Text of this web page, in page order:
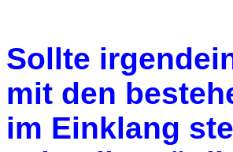
Sollte
mit den
im Einklang